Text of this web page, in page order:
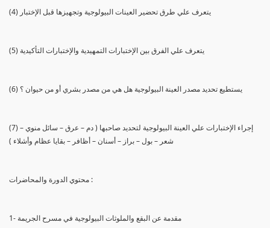
(4) يتعرف علي طرق تحضير العينات البيولوجية وتجهيزها قبل الإختبار
(5) يتعرف علي الفرق بين الإختبارات التمهيدية والإختبارات التأكيدية
(6) يستطيع تحديد مصدر العينة البيولوجية هل هي من مصدر بشري أو من حيوان ؟
(7) إجراء الإختبارات علي العينة البيولوجية لتحديد صاحبها ( دم – عرق – سائل منوي –
شعر – بول – براز – أسنان – أظافر – بقايا عظام وأشلاء )
محتوي الدورة والمحاضرات :
1- مقدمة عن البقع والملوثات البيولوجية في مسرح الجريمة